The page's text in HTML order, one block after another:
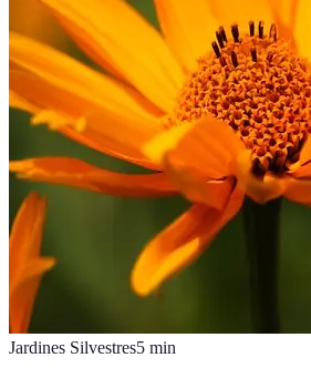
Jardines Silvestres5 min